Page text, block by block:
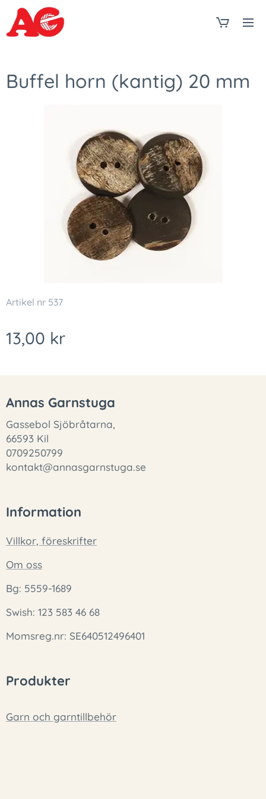
Buffel horn (kantig) 20 mm
Artikel nr 537
13,00 kr
Annas Garnstuga
Gassebol Sjöbråtarna,
66593 Kil
0709250799
kontakt@annasgarnstuga.se
Information
Villkor, föreskrifter
Om oss
Bg: 5559-1689
Swish: 123 583 46 68
Momsreg.nr: SE640512496401
Produkter
Garn och garntillbehör